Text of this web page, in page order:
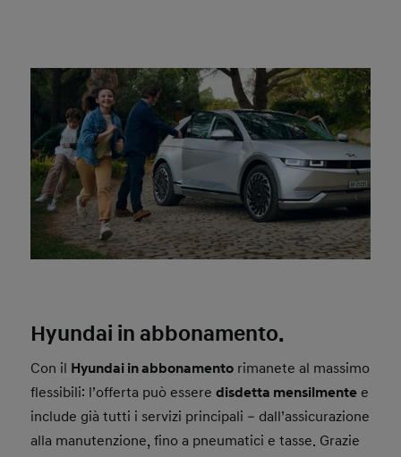
Hyundai in abbonamento.
Con il Hyundai in abbonamento rimanete al massimo
flessibili: l’offerta può esseredisdetta mensilmente e
include già tutti i servizi principali – dall’assicurazione
alla manutenzione, fino a pneumatici e tasse. Grazie